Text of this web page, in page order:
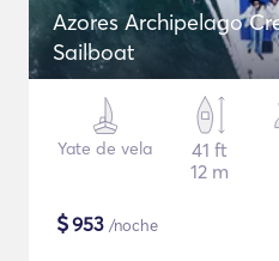
Azores Archipelago
Sailboat
Yate de vela
41 ft
12 m
$953 /noche